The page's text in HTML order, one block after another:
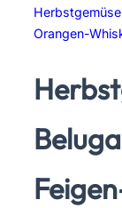
Orangen-